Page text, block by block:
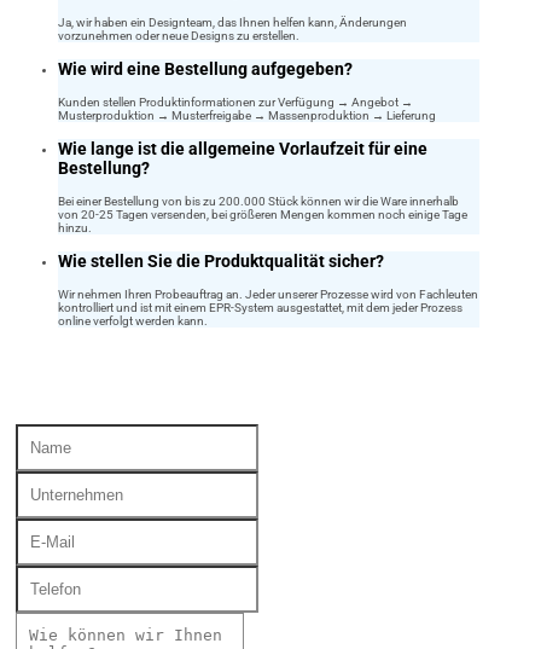
Ja, wir haben ein Designteam, das Ihnen helfen kann, Änderungen
vorzunehmen oder neue Designs zu erstellen.
Wie wird eine Bestellung aufgegeben?
Kunden stellen Produktinformationen zur Verfügung → Angebot →
Musterproduktion → Musterfreigabe → Massenproduktion → Lieferung
Wie lange ist die allgemeine Vorlaufzeit für eine
Bestellung?
Bei einer Bestellung von bis zu 200.000 Stück können wir die Ware innerhalb
von 20-25 Tagen versenden, bei größeren Mengen kommen noch einige Tage
hinzu.
Wie stellen Sie die Produktqualität sicher?
Wir nehmen Ihren Probeauftrag an. Jeder unserer Prozesse wird von Fachleuten
kontrolliert und ist mit einem EPR-System ausgestattet, mit dem jeder Prozess
online verfolgt werden kann.